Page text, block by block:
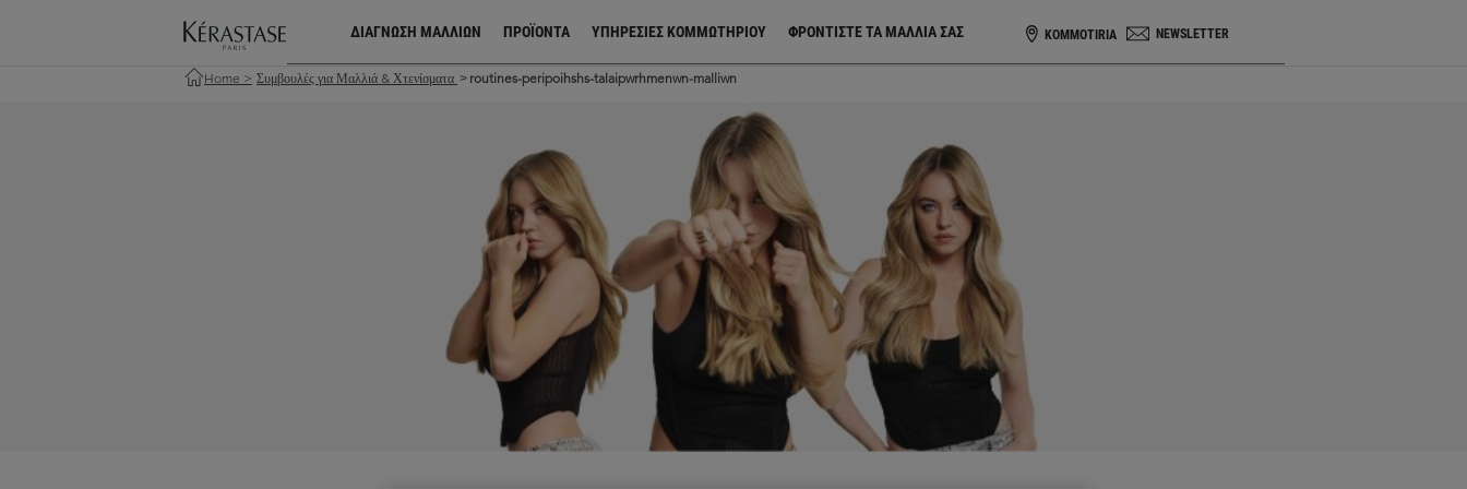
ΔΙΑΓΝΩΣΗ ΜΑΛΛΙΩΝ ΠΡΟΪΌΝΤΑ ΥΠΗΡΕΣΙΕΣ ΚΟΜΜΩΤΗΡΙΟΥ ΦΡΟΝΤΊΣΤΕ ΤΑ ΜΑΛΛΙΆ ΣΑΣ KOMMOTIRIA NEWSLETTER
Home > Συμβουλές για Μαλλιά & Χτενίσματα > routines-peripoihshs-talaipwrhmenwn-malliwn